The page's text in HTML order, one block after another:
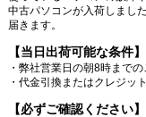
中古パソコンが入荷しまし
届きます。
【当日出荷可能な条件】
・弊社営業日の朝8時まで
・代金引換またはクレジッ
【必ずご確認ください】